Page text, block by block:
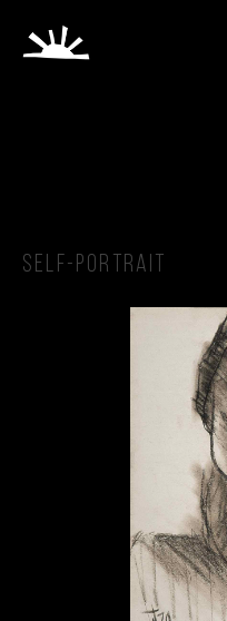
Self-portrait